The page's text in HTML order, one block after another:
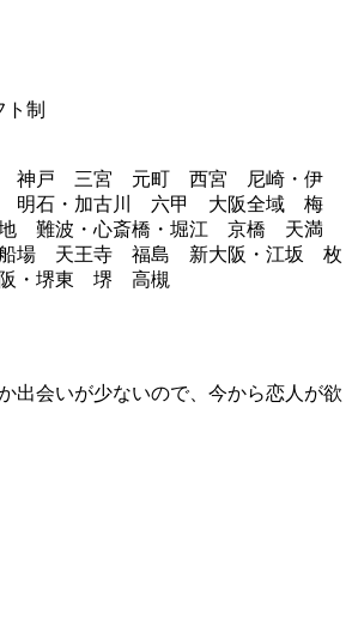
ト制
神戸 三宮 元町 西宮 尼崎・伊
石・加古川 六甲 大阪全域 梅
地 難波・心斎橋・堀江 京橋 天満
船場 天王寺 福島 新大阪・江坂 枚
・堺東 堺 高槻
出会いが少ないので、今から恋人が欲